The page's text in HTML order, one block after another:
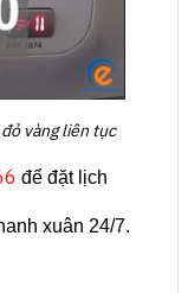
vàng liên tục
để đặt lịch
xuân 24/7.